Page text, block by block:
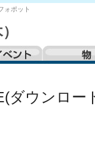
ォポット
ダウンロー